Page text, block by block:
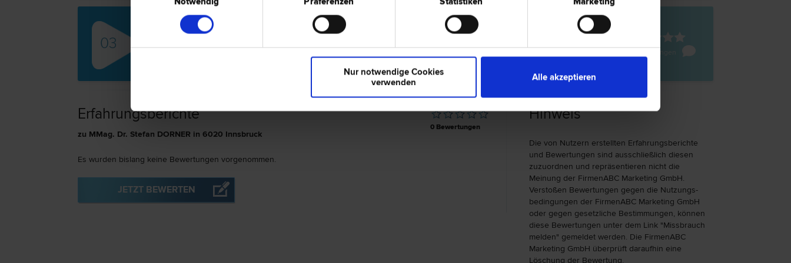
Nur notwendige Cookies
verwenden
Alle akzeptieren
03
Univ.-Doz. Dr. Bernd A. OBERHOFER
Agrar­recht, Forst­recht | Arbeits­recht | Erb­recht | Gesellschafts­recht
| Insolvenz­recht | Liegenschafts- und Immobilien­recht | Stiftungs­
0 Bewertungen
Erfahrungsberichte
zu MMag. Dr. Stefan DORNER in 6020 Innsbruck
Es wurden bislang keine Bewertungen vorgenommen.
JETZT BEWERTEN
Hinweis
Die von Nutzern erstellten Erfahrungs­berichte
und Bewer­tungen sind ausschließlich diesen
zuzu­ord­nen und repräsen­tieren nicht die
Meinung der FirmenABC Marketing GmbH.
Verstoßen Bewer­tungen gegen die Nutzungs­
bedingungen der FirmenABC Marketing GmbH
oder gegen gesetzliche Bestim­mungen, können
diese Bewertungen unter dem Link "Miss­brauch
melden" gemeldet werden. Die FirmenABC
Marketing GmbH überprüft daraufhin eine
Löschung der Bewertung.